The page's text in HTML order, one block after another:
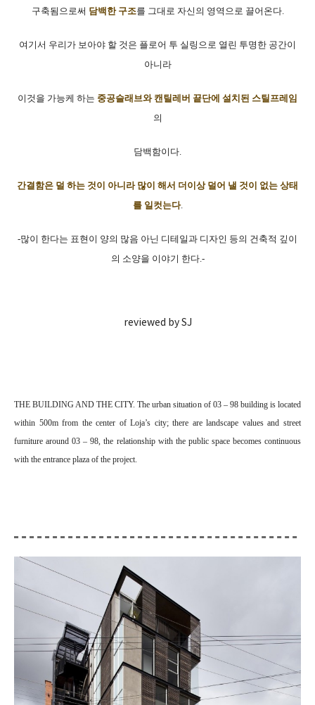
구축됨으로써 담백한 구조를 그대로 자신의 영역으로 끌어온다.
여기서 우리가 보아야 할 것은 플로어 투 실링으로 열린 투명한 공간이
아니라
이것을 가능케 하는 중공슬래브와 캔틸레버 끝단에 설치된 스틸프레임
의
담백함이다.
간결함은 덜 하는 것이 아니라 많이 해서 더이상 덜어 낼 것이 없는 상태
를 일컷는다.
-많이 한다는 표현이 양의 많음 아닌 디테일과 디자인 등의 건축적 깊이
의 소양을 이야기 한다.-
reviewed by SJ
THE BUILDING AND THE CITY. The urban situation of 03 – 98 building is located
within 500m from the center of Loja’s city; there are landscape values and street
furniture around 03 – 98, the relationship with the public space becomes continuous
with the entrance plaza of the project.